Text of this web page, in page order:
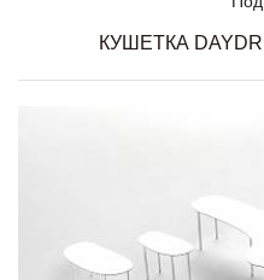
КУШЕТКА